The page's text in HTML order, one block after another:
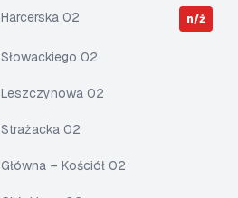
Harcerska 02 n/ż
Słowackiego 02
Leszczynowa 02
Strażacka 02
Główna – Kościół 02